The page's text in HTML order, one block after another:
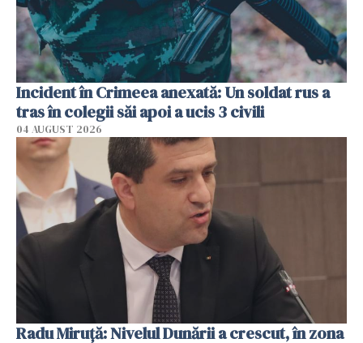
Incident în Crimeea anexată: Un soldat rus a
tras în colegii săi apoi a ucis 3 civili
04 AUGUST 2026
Radu Miruţă: Nivelul Dunării a crescut, în zona